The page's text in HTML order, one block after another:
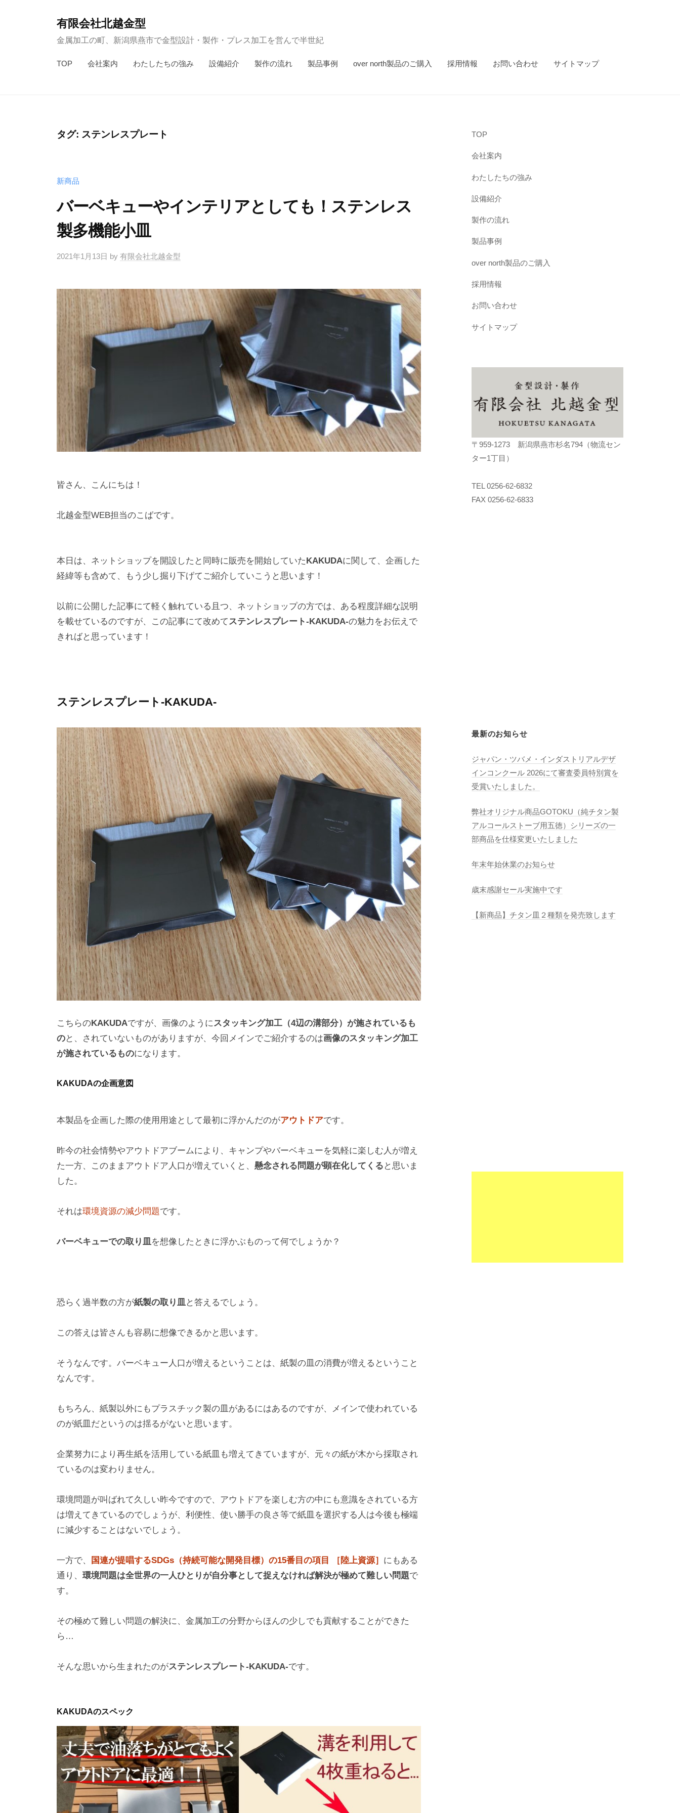
有限会社北越金型
金属加工の町、新潟県燕市で金型設計・製作・プレス加工を営んで半世紀
TOP 会社案内 わたしたちの強み 設備紹介 製作の流れ 製品事例 over north製品のご購入 採用情報 お問い合わせ サイトマップ
タグ: ステンレスプレート
新商品
バーベキューやインテリアとしても！ステンレス
製多機能小皿
2021年1月13日 by 有限会社北越金型
皆さん、こんにちは！
北越金型WEB担当のこばです。
本日は、ネットショップを開設したと同時に販売を開始していたKAKUDAに関して、企画した
経緯等も含めて、もう少し掘り下げてご紹介していこうと思います！
以前に公開した記事にて軽く触れている且つ、ネットショップの方では、ある程度詳細な説明
を載せているのですが、この記事にて改めて ステンレスプレート-KAKUDA-の魅力をお伝えで
きればと思っています！
ステンレスプレート-KAKUDA-
こちらのKAKUDAですが、画像のようにスタッキング加工（4辺の溝部分）が施されているも
のと、されていないものがありますが、今回メインでご紹介するのは画像のスタッキング加工
が施されているものになります。
KAKUDAの企画意図
本製品を企画した際の使用用途として最初に浮かんだのがアウトドアです。
昨今の社会情勢やアウトドアブームにより、キャンプやバーベキューを気軽に楽しむ人が増え
た一方、このままアウトドア人口が増えていくと、 懸念される問題が顕在化してくる と思いま
した。
それは環境資源の減少問題です。
バーベキューでの取り皿を想像したときに浮かぶものって何でしょうか？
恐らく過半数の方が紙製の取り皿と答えるでしょう。
この答えは皆さんも容易に想像できるかと思います。
そうなんです。バーベキュー人口が増えるということは、紙製の皿の消費が増えるということ
なんです。
もちろん、紙製以外にもプラスチック製の皿があるにはあるのですが、メインで使われている
のが紙皿だというのは揺るがないと思います。
企業努力により再生紙を活用している紙皿も増えてきていますが、元々の紙が木から採取され
ているのは変わりません。
環境問題が叫ばれて久しい昨今ですので、アウトドアを楽しむ方の中にも意識をされている方
は増えてきているのでしょうが、利便性、使い勝手の良さ等で紙皿を選択する人は今後も極端
に減少することはないでしょう。
一方で、 国連が提唱するSDGs（持続可能な開発目標）の15番目の項目 ［陸上資源］ にもある
通り、 環境問題は全世界の一人ひとりが自分事として捉えなければ解決が極めて難しい問題で
す。
その極めて難しい問題の解決に、金属加工の分野からほんの少しでも貢献することができた
ら…
そんな思いから生まれたのがステンレスプレート-KAKUDA-です。
KAKUDAのスペック
TOP
会社案内
わたしたちの強み
設備紹介
製作の流れ
製品事例
over north製品のご購入
採用情報
お問い合わせ
サイトマップ
〒959-1273 新潟県燕市杉名794（物流セン
ター1丁目）
TEL 0256-62-6832
FAX 0256-62-6833
最新のお知らせ
ジャパン・ツバメ・インダストリアルデザ
インコンクール 2026にて審査委員特別賞を
受賞いたしました。
弊社オリジナル商品GOTOKU（純チタン製
アルコールストーブ用五徳）シリーズの一
部商品を仕様変更いたしました
年末年始休業のお知らせ
歳末感謝セール実施中です
【新商品】チタン皿２種類を発売致します